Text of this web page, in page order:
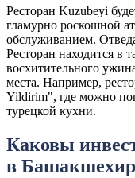
Ресторан Kuzubeyi
гламурно роскошной
обслуживанием.
Ресторан находится в
восхитительного
места. Например,
Yildirim", где можно
турецкой кухни.
Каковы
в